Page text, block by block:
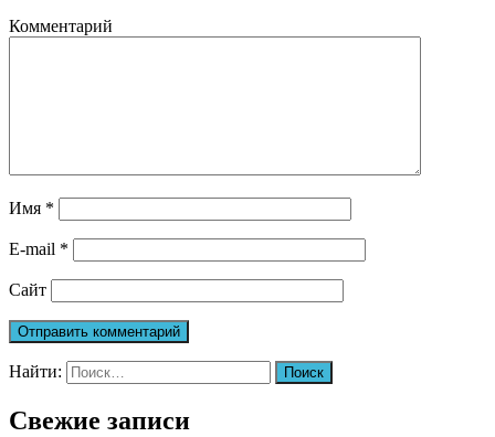
Комментарий
Имя *
E-mail *
Сайт
Найти:
Свежие записи